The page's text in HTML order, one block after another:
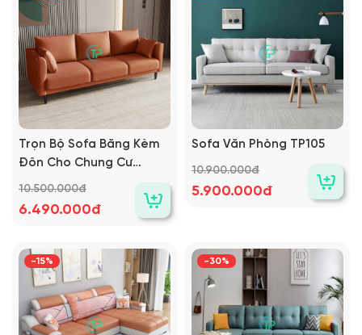
Trọn Bộ Sofa Băng Kèm
Đôn Cho Chung Cư
TPN589
10.500.000đ
6.490.000đ
Sofa Văn Phòng TP105
10.900.000đ
5.900.000đ
-15% -30%